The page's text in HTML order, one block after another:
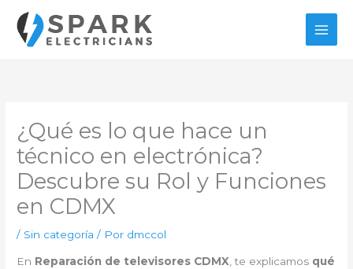
contenido
¿Qué es lo que hace un
técnico en electrónica?
Descubre su Rol y Funciones
en CDMX
/ Sin categoría / Por dmccol
En Reparación de televisores CDMX, te explicamos qué